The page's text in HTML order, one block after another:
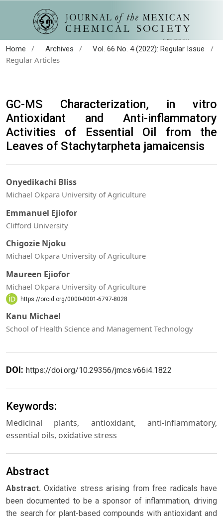
Home / Archives / Vol. 66 No. 4 (2022): Regular Issue
/
Regular Articles
GC-MS Characterization, in vitro
Antioxidant and Anti-inflammatory
Activities of Essential Oil from the
Leaves of Stachytarpheta jamaicensis
Onyedikachi Bliss
Michael Okpara University of Agriculture
Emmanuel Ejiofor
Clifford University
Chigozie Njoku
Michael Okpara University of Agriculture
Maureen Ejiofor
Michael Okpara University of Agriculture
https://orcid.org/0000-0001-6797-8028
Kanu Michael
School of Health Science and Management Technology
DOI: https://doi.org/10.29356/jmcs.v66i4.1822
Keywords:
Medicinal plants, antioxidant, anti-inflammatory,
essential oils, oxidative stress
Abstract
Abstract.Oxidative stress arising from free radicals have
been documented to be a sponsor of inflammation, driving
the search for plant-based compounds with antioxidant and